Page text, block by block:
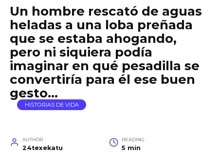
Un hombre rescató de aguas
heladas a una loba preñada
que se estaba ahogando,
pero ni siquiera podía
imaginar en qué pesadilla se
convertiría para él ese buen
gesto…
HISTORIAS DE VIDA
AUTHOR
24texekatu
READING
5 min